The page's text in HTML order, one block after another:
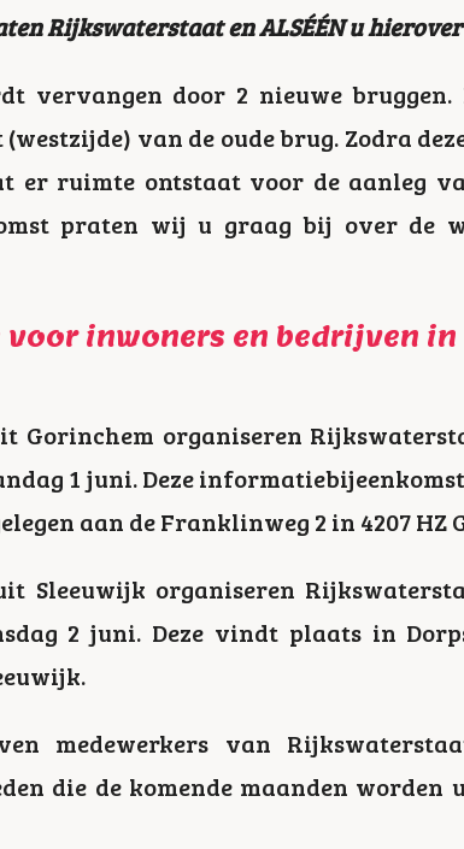
Rijkswaterstaat en ALSÉÉN u
vervangen door 2 nieuwe bruggen.
van de oude brug. Zodra
er ruimte ontstaat voor de aanleg
praten wij u graag bij over de
inwoners en bedrijven in
organiseren
1 juni. Deze
aan de Franklinweg 2 in 4207 HZ
Sleeuwijk organiseren
2 juni. Deze vindt plaats in
medewerkers van
die de komende maanden worden